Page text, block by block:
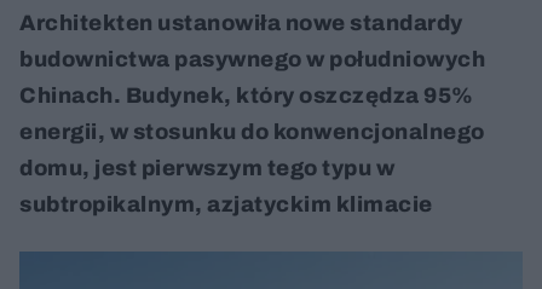
Architekten ustanowiła nowe standardy
budownictwa pasywnego w południowych
Chinach. Budynek, który oszczędza 95%
energii, w stosunku do konwencjonalnego
domu, jest pierwszym tego typu w
subtropikalnym, azjatyckim klimacie